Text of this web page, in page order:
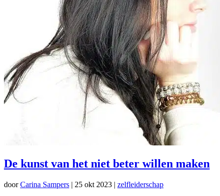
De kunst van het niet beter willen maken
doorCarina Sampers | 25 okt 2023 | zelfleiderschap